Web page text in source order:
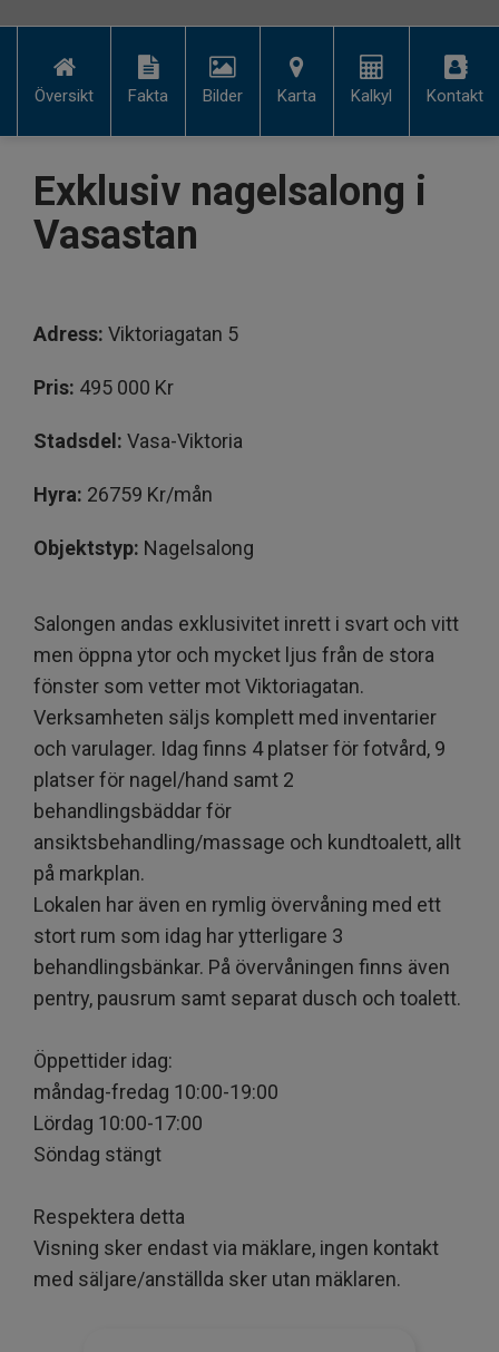
Översikt Fakta Bilder Karta Kalkyl Kontakt
Exklusiv nagelsalong i
Vasastan
Adress: Viktoriagatan 5
Pris: 495 000 Kr
Stadsdel: Vasa-Viktoria
Hyra: 26759 Kr/mån
Objektstyp: Nagelsalong
Salongen andas exklusivitet inrett i svart och vitt
men öppna ytor och mycket ljus från de stora
fönster som vetter mot Viktoriagatan.
Verksamheten säljs komplett med inventarier
och varulager. Idag finns 4 platser för fotvård, 9
platser för nagel/hand samt 2
behandlingsbäddar för
ansiktsbehandling/massage och kundtoalett, allt
på markplan.
Lokalen har även en rymlig övervåning med ett
stort rum som idag har ytterligare 3
behandlingsbänkar. På övervåningen finns även
pentry, pausrum samt separat dusch och toalett.
Öppettider idag:
måndag-fredag 10:00-19:00
Lördag 10:00-17:00
Söndag stängt
Respektera detta
Visning sker endast via mäklare, ingen kontakt
med säljare/anställda sker utan mäklaren.